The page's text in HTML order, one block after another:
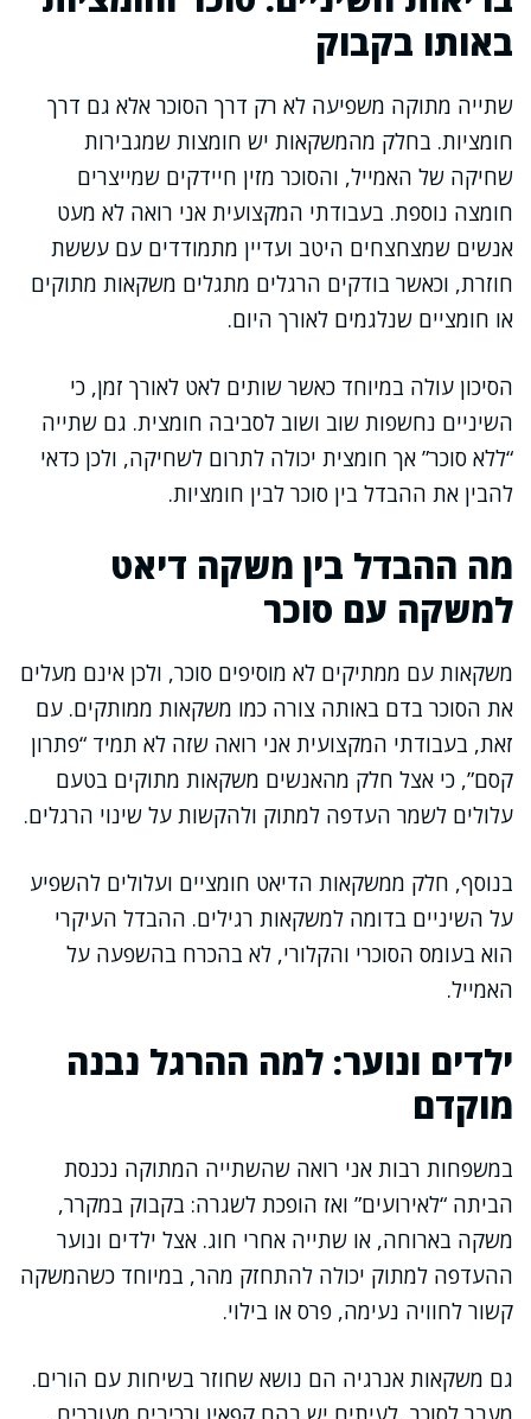
באותו בקבוק
שתייה מתוקה משפיעה לא רק דרך הסוכר אלא גם דרך
חומציות. בחלק מהמשקאות יש חומצות שמגבירות
שחיקה של האמייל, והסוכר מזין חיידקים שמייצרים
חומצה נוספת. בעבודתי המקצועית אני רואה לא מעט
אנשים שמצחצחים היטב ועדיין מתמודדים עם עששת
חוזרת, וכאשר בודקים הרגלים מתגלים משקאות מתוקים
או חומציים שנלגמים לאורך היום.
הסיכון עולה במיוחד כאשר שותים לאט לאורך זמן, כי
השיניים נחשפות שוב ושוב לסביבה חומצית. גם שתייה
“ללא סוכר” אך חומצית יכולה לתרום לשחיקה, ולכן כדאי
להבין את ההבדל בין סוכר לבין חומציות.
מה ההבדל בין משקה דיאט
למשקה עם סוכר
משקאות עם ממתיקים לא מוסיפים סוכר, ולכן אינם מעלים
את הסוכר בדם באותה צורה כמו משקאות ממותקים. עם
זאת, בעבודתי המקצועית אני רואה שזה לא תמיד “פתרון
קסם”, כי אצל חלק מהאנשים משקאות מתוקים בטעם
עלולים לשמר העדפה למתוק ולהקשות על שינוי הרגלים.
בנוסף, חלק ממשקאות הדיאט חומציים ועלולים להשפיע
על השיניים בדומה למשקאות רגילים. ההבדל העיקרי
הוא בעומס הסוכרי והקלורי, לא בהכרח בהשפעה על
האמייל.
ילדים ונוער: למה ההרגל נבנה
מוקדם
במשפחות רבות אני רואה שהשתייה המתוקה נכנסת
הביתה “לאירועים” ואז הופכת לשגרה: בקבוק במקרר,
משקה בארוחה, או שתייה אחרי חוג. אצל ילדים ונוער
ההעדפה למתוק יכולה להתחזק מהר, במיוחד כשהמשקה
קשור לחוויה נעימה, פרס או בילוי.
גם משקאות אנרגיה הם נושא שחוזר בשיחות עם הורים.